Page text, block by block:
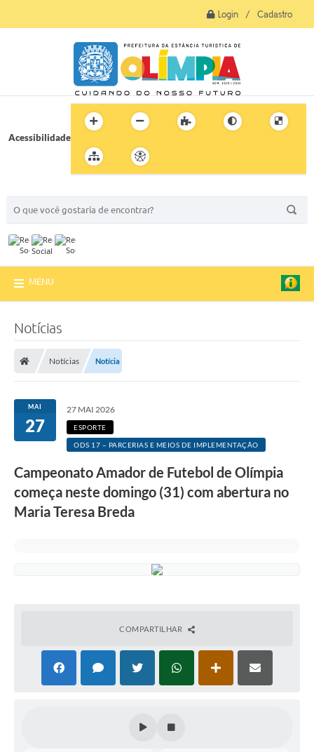
Login / Cadastro
Acessibilidade
MENU
Notícias
Notícias Notícia
MAI
27
27 MAI 2026
ESPORTE
ODS 17 – PARCERIAS E MEIOS DE IMPLEMENTAÇÃO
Campeonato Amador de Futebol de Olímpia
começa neste domingo (31) com abertura no
Maria Teresa Breda
COMPARTILHAR